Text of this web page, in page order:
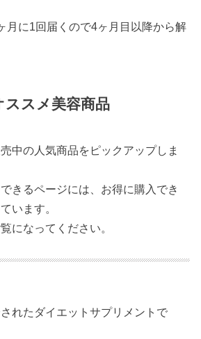
月に1回届くので4ヶ月目以降から解
ススメ美容商品
中の人気商品をピックアップしま
きるページには、お得に購入でき
います。
になってください。
れたダイエットサプリメントで